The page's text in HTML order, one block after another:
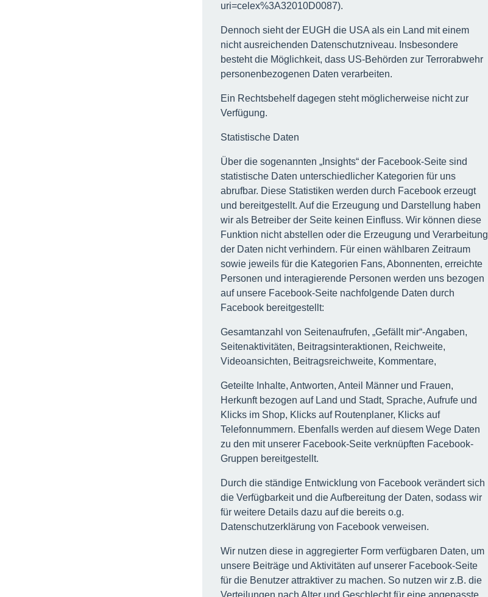
uri=celex%3A32010D0087).
Dennoch sieht der EUGH die USA als ein Land mit einem
nicht ausreichenden Datenschutzniveau. Insbesondere
besteht die Möglichkeit, dass US-Behörden zur Terrorabwehr
personenbezogenen Daten verarbeiten.
Ein Rechtsbehelf dagegen steht möglicherweise nicht zur
Verfügung.
Statistische Daten
Über die sogenannten „Insights“ der Facebook-Seite sind
statistische Daten unterschiedlicher Kategorien für uns
abrufbar. Diese Statistiken werden durch Facebook erzeugt
und bereitgestellt. Auf die Erzeugung und Darstellung haben
wir als Betreiber der Seite keinen Einfluss. Wir können diese
Funktion nicht abstellen oder die Erzeugung und Verarbeitung
der Daten nicht verhindern. Für einen wählbaren Zeitraum
sowie jeweils für die Kategorien Fans, Abonnenten, erreichte
Personen und interagierende Personen werden uns bezogen
auf unsere Facebook-Seite nachfolgende Daten durch
Facebook bereitgestellt:
Gesamtanzahl von Seitenaufrufen, „Gefällt mir“-Angaben,
Seitenaktivitäten, Beitragsinteraktionen, Reichweite,
Videoansichten, Beitragsreichweite, Kommentare,
Geteilte Inhalte, Antworten, Anteil Männer und Frauen,
Herkunft bezogen auf Land und Stadt, Sprache, Aufrufe und
Klicks im Shop, Klicks auf Routenplaner, Klicks auf
Telefonnummern. Ebenfalls werden auf diesem Wege Daten
zu den mit unserer Facebook-Seite verknüpften Facebook-
Gruppen bereitgestellt.
Durch die ständige Entwicklung von Facebook verändert sich
die Verfügbarkeit und die Aufbereitung der Daten, sodass wir
für weitere Details dazu auf die bereits o.g.
Datenschutzerklärung von Facebook verweisen.
Wir nutzen diese in aggregierter Form verfügbaren Daten, um
unsere Beiträge und Aktivitäten auf unserer Facebook-Seite
für die Benutzer attraktiver zu machen. So nutzen wir z.B. die
Verteilungen nach Alter und Geschlecht für eine angepasste